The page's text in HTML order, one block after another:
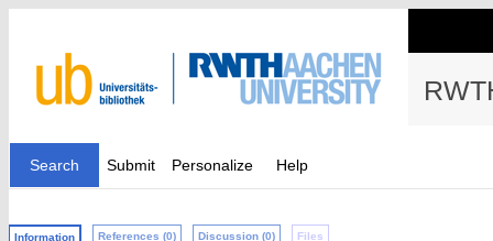
Search Submit Personalize Help
Information References (0) Discussion (0) Files